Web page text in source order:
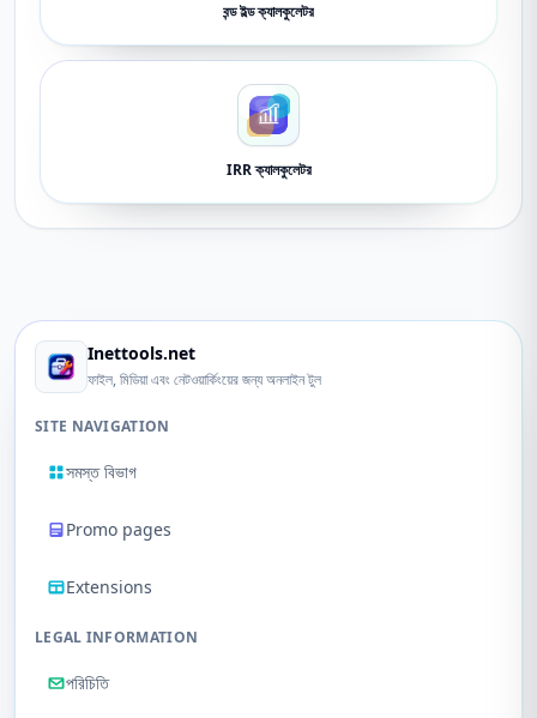
বন্ড ইল্ড ক্যালকুলেটর
IRR ক্যালকুলেটর
Inettools.net
ফাইল, মিডিয়া এবং নেটওয়ার্কিংয়ের জন্য অনলাইন টুল
SITE NAVIGATION
সমস্ত বিভাগ
Promo pages
Extensions
LEGAL INFORMATION
পরিচিতি